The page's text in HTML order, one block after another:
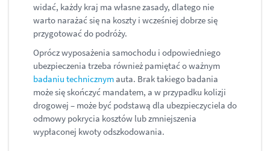
widać, każdy kraj ma własne zasady, dlatego nie
warto narażać się na koszty i wcześniej dobrze się
przygotować do podróży.
Oprócz wyposażenia samochodu i odpowiedniego
ubezpieczenia trzeba również pamiętać o ważnym
badaniu technicznymauta. Brak takiego badania
może się skończyć mandatem, a w przypadku kolizji
drogowej – może być podstawą dla ubezpieczyciela do
odmowy pokrycia kosztów lub zmniejszenia
wypłaconej kwoty odszkodowania.